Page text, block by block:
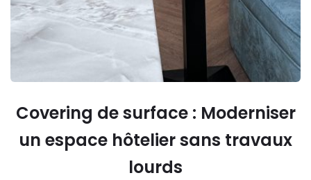
Covering de surface : Moderniser
un espace hôtelier sans travaux
lourds